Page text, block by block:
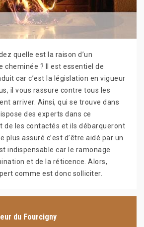
quelle est la raison d’un
cheminée ? Il est essentiel de
car c’est la législation en vigueur
il vous rassure contre tous les
arriver. Ainsi, qui se trouve dans
des experts dans ce
de les contactés et ils débarqueront
plus assuré c’est d’être aidé par un
indispensable car le ramonage
et de la réticence. Alors,
comme est donc solliciter.
du Fourcigny